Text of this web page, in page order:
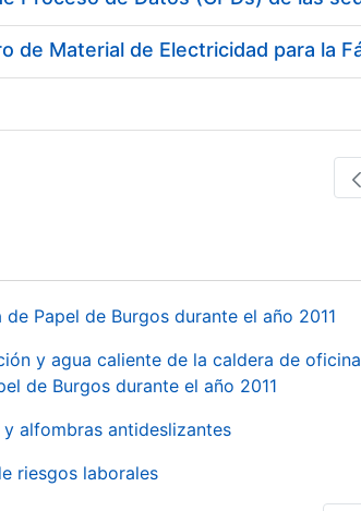
Papel de Burgos durante el año 2011
y agua caliente de la caldera de
de Burgos durante el año 2011
alfombras antideslizantes
riesgos laborales